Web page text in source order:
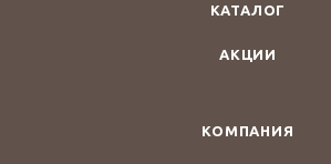
КАТАЛОГ
АКЦИИ
КОМПАНИЯ